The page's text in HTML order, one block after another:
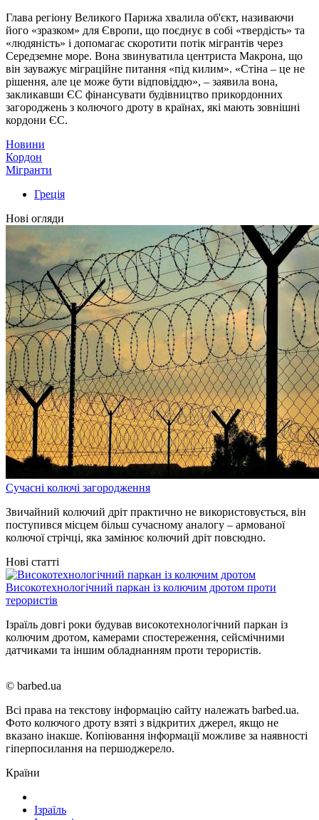
Глава регіону Великого Парижа хвалила об'єкт, називаючи
його «зразком» для Європи, що поєднує в собі «твердість» та
«людяність» і допомагає скоротити потік мігрантів через
Середземне море. Вона звинуватила центриста Макрона, що
він зауважує міграційне питання «під килим». «Стіна – це не
рішення, але це може бути відповіддю», – заявила вона,
закликавши ЄС фінансувати будівництво прикордонних
загороджень з колючого дроту в країнах, які мають зовнішні
кордони ЄС.
Новини
Кордон
Мігранти
Греція
Нові огляди
Сучасні колючі загородження
Звичайний колючий дріт практично не використовується, він
поступився місцем більш сучасному аналогу – армованої
колючої стрічці, яка замінює колючий дріт повсюдно.
Нові статті
Високотехнологічний паркан із колючим дротом проти
терористів
Ізраїль довгі роки будував високотехнологічний паркан із
колючим дротом, камерами спостереження, сейсмічними
датчиками та іншим обладнанням проти терористів.
© barbed.ua
Всі права на текстову інформацію сайту належать barbed.ua.
Фото колючого дроту взяті з відкритих джерел, якщо не
вказано інакше. Копіювання інформації можливе за наявності
гіперпосилання на першоджерело.
Країни
Ізраїль